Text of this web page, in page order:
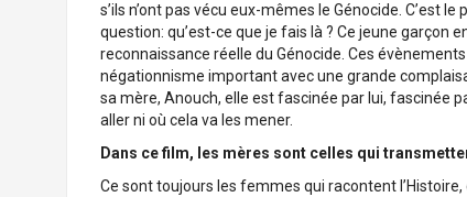
s’ils n’ont pas vécu eux-mêmes le Génocide. C’est
question: qu’est-ce que je fais là ? Ce jeune garçon
reconnaissance réelle du Génocide. Ces
négationnisme important avec une grande
sa mère, Anouch, elle est fascinée par lui, fascinée
aller ni où cela va les mener.
Dans ce film, les mères sont celles qui
Ce sont toujours les femmes qui racontent